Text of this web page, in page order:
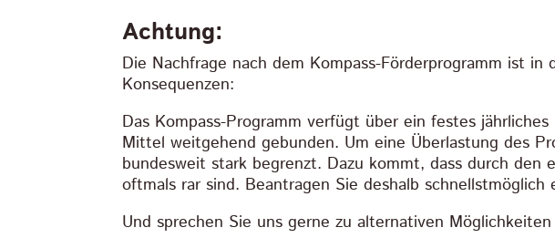
Achtung:
Die Nachfrage nach dem Kompass-Förderprogramm ist
Konsequenzen:
Das Kompass-Programm verfügt über ein festes
Mittel weitgehend gebunden. Um eine Überlastung des
bundesweit stark begrenzt. Dazu kommt, dass durch
oftmals rar sind. Beantragen Sie deshalb
Und sprechen Sie uns gerne zu alternativen